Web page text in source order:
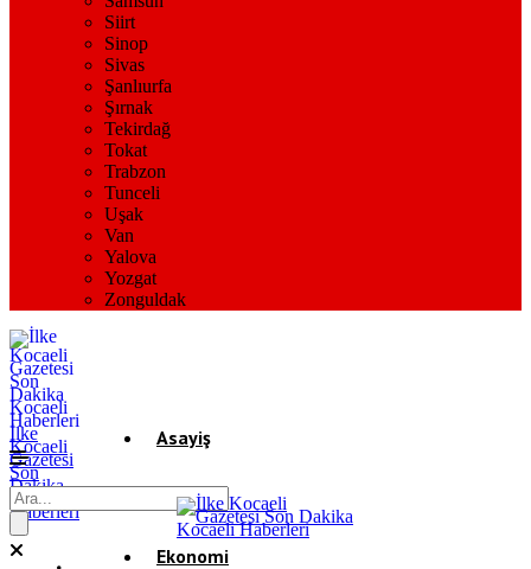
Siirt
Sinop
Sivas
Şanlıurfa
Şırnak
Tekirdağ
Tokat
Trabzon
Tunceli
Uşak
Van
Yalova
Yozgat
Zonguldak
İlke
Kocaeli
Gazetesi
Son
Dakika
Kocaeli
Haberleri
Asayiş
Gündem
Ekonomi